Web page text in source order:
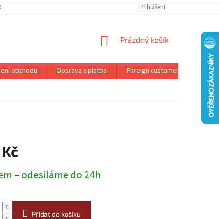
OCHRANY OSOBNÍCH ÚDAJŮ REKLAMAČNÍ ŘÁD
Přihlášení
NÁKUPNÍ
Prázdný košík
obchodu Doprava a platba Foreign customers
– odesíláme do 24h
Přidat do košíku